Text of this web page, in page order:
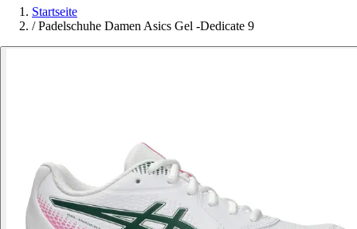
Startseite
/ Padelschuhe Damen Asics Gel -Dedicate 9